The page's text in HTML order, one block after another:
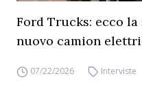
Ford Trucks: ecco la
nuovo camion
07/22/2026 Interviste